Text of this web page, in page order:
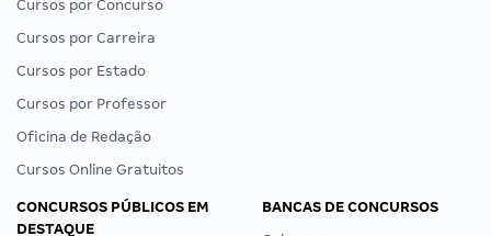
Cursos por Concurso
Cursos por Carreira
Cursos por Estado
Cursos por Professor
Oficina de Redação
Cursos Online Gratuitos
CONCURSOS PÚBLICOS EM
DESTAQUE
BANCAS DE CONCURSOS